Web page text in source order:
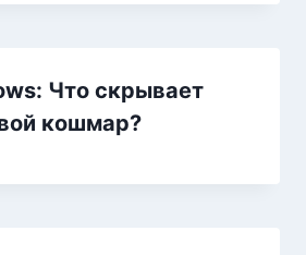
Что скрывает
кошмар?